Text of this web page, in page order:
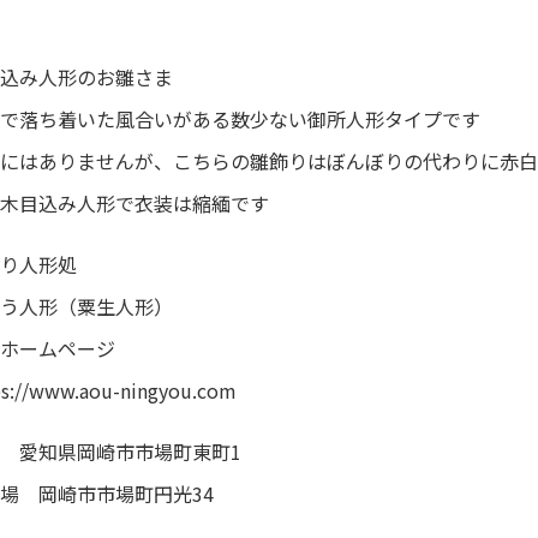
み人形のお雛さま
落ち着いた風合いがある数少ない御所人形タイプです
はありませんが、こちらの雛飾りはぼんぼりの代わりに赤
目込み人形で衣装は縮緬です
人形処
人形（粟生人形）
ームページ
www.aou-ningyou.com
愛知県岡崎市市場町東町1
岡崎市市場町円光34